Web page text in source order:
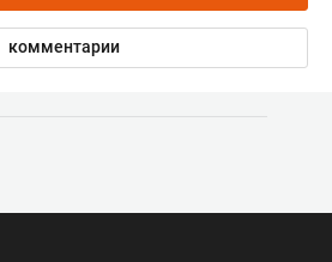
комментарии